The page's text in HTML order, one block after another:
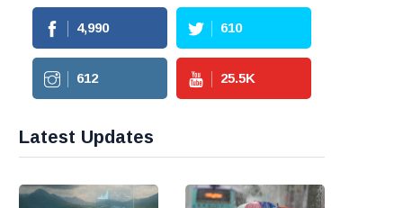
4,990 610
612 25.5K
Latest Updates